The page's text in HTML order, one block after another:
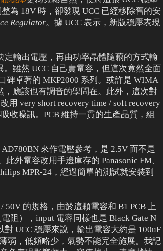
為 18V 時，卻發現 UCC 已經移除舊的安
Regulator。據 UCC 表示，新版穩壓表現
定輸出電壓，再由功率晶體隨藕的方式輸
雖然 UCC 自己賣電容，但這次竟然全面
碑卓著的 MKP2000 系列。或許是 WIMA
應該也有調音的學問在。此外，這次對
用 very short recovery time / soft recovery
收噪訊。PCB 維持一貫的生產品質，組
來作電壓參考，是 2.5V 而不是
外電容改用手邊庫存的 Panasonic FM、
MPR-24，經過簡單的測試就安裝到
50V 的規格，由於這顆電容和 B1 PCB 上
阻），input 電容同樣也是 Black Gate N
對 UCC 穩壓來說，輸出電容大約是 100uF
弱，低頻略少，氣勢不能完全施展。我記